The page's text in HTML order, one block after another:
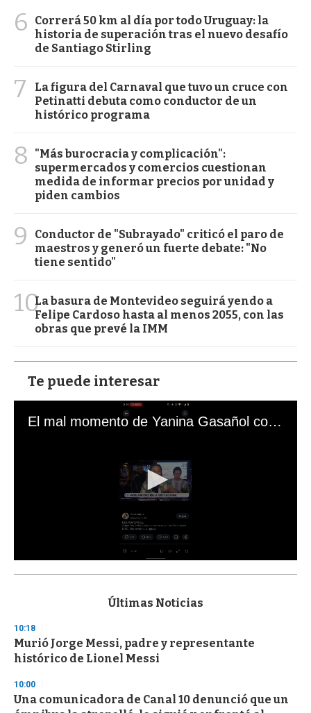
6
Correrá 50 km al día por todo Uruguay: la
historia de superación tras el nuevo desafío
de Santiago Stirling
7
La figura del Carnaval que tuvo un cruce con
Petinatti debuta como conductor de un
histórico programa
8
"Más burocracia y complicación":
supermercados y comercios cuestionan
medida de informar precios por unidad y
piden cambios
9
Conductor de "Subrayado" criticó el paro de
maestros y generó un fuerte debate: "No
tiene sentido"
10La basura de Montevideo seguirá yendo a
Felipe Cardoso hasta al menos 2055, con las
obras que prevé la IMM
Te puede interesar
El mal momento de Yanina Gasañol con un hincha argentino en "Subrayado"
s
d
s
o
f
3
s
e
Últimas Noticias
10:18
Murió Jorge Messi, padre y representante
histórico de Lionel Messi
10:00
Una comunicadora de Canal 10 denunció que un